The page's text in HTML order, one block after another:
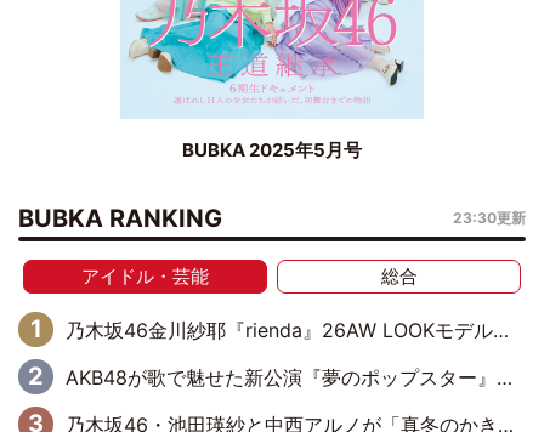
BUBKA 2025年5月号
BUBKA RANKING 23:30更新
アイドル・芸能 総合
乃木坂46金川紗耶『rienda』26AW LOOKモデルに就任
AKB48が歌で魅せた新公演『夢のポップスター』 初日から全身全霊のステージ
乃木坂46・池田瑛紗と中西アルノが「真冬のかき氷」騒動で火花散らす！ 因縁の裏にあるのは、逆境をともに“凌”ぐ似た者同士の絆